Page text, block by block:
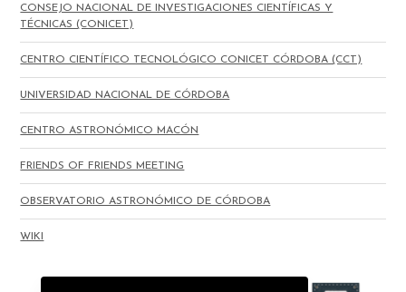
CONSEJO NACIONAL DE INVESTIGACIONES CIENTÍFICAS Y
TÉCNICAS (CONICET)
CENTRO CIENTÍFICO TECNOLÓGICO CONICET CÓRDOBA (CCT)
UNIVERSIDAD NACIONAL DE CÓRDOBA
CENTRO ASTRONÓMICO MACÓN
FRIENDS OF FRIENDS MEETING
OBSERVATORIO ASTRONÓMICO DE CÓRDOBA
WIKI